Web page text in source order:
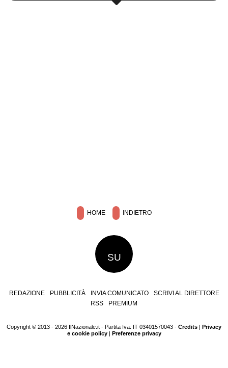
HOME INDIETRO
SU
REDAZIONE PUBBLICITÀ INVIA COMUNICATO
SCRIVI AL DIRETTORE
RSS
PREMIUM
Copyright © 2013 - 2026 IlNazionale.it - Partita Iva: IT 03401570043 - Credits | Privacy
e cookie policy| Preferenze privacy